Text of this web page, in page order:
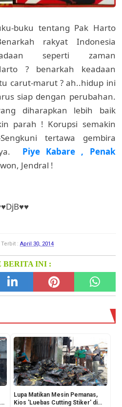
buku tentang Pak Harto
rakyat Indonesia
seperti zaman
? benarkah keadaan
carut-marut ? ah..hidup ini
siap dengan perubahan.
diharapkan lebih baik
parah ! Korupsi semakin
tertawa gembira
Piye Kabare , Penak
Jendral !
Terbit :April 30, 2014
BERITA INI :
Lupa Matikan Mesin Pemanas,
Kios 'Luebas Cutting Stiker' di